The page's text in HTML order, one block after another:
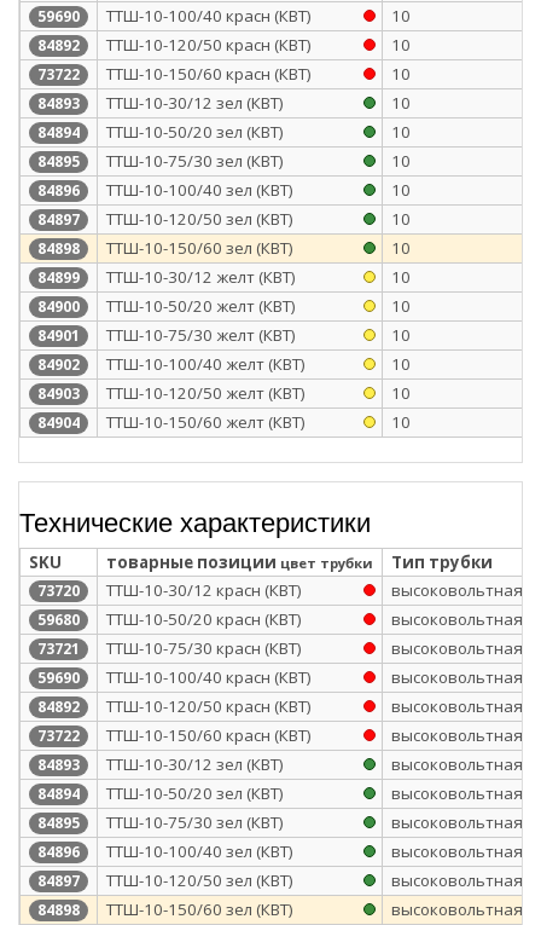
59690 ТТШ-10-100/40 красн (КВТ) 10
84892 ТТШ-10-120/50 красн (КВТ) 10
73722 ТТШ-10-150/60 красн (КВТ) 10
84893 ТТШ-10-30/12 зел (КВТ) 10
84894 ТТШ-10-50/20 зел (КВТ) 10
84895 ТТШ-10-75/30 зел (КВТ) 10
84896 ТТШ-10-100/40 зел (КВТ) 10
84897 ТТШ-10-120/50 зел (КВТ) 10
84898 ТТШ-10-150/60 зел (КВТ) 10
84899 ТТШ-10-30/12 желт (КВТ) 10
84900 ТТШ-10-50/20 желт (КВТ) 10
84901 ТТШ-10-75/30 желт (КВТ) 10
84902 ТТШ-10-100/40 желт (КВТ) 10
84903 ТТШ-10-120/50 желт (КВТ) 10
84904 ТТШ-10-150/60 желт (КВТ) 10
Технические характеристики
SKU товарные позиции цвет трубки Тип трубки
73720 ТТШ-10-30/12 красн (КВТ) высоковольтная
59680 ТТШ-10-50/20 красн (КВТ) высоковольтная
73721 ТТШ-10-75/30 красн (КВТ) высоковольтная
59690 ТТШ-10-100/40 красн (КВТ) высоковольтная
84892 ТТШ-10-120/50 красн (КВТ) высоковольтная
73722 ТТШ-10-150/60 красн (КВТ) высоковольтная
84893 ТТШ-10-30/12 зел (КВТ) высоковольтная
84894 ТТШ-10-50/20 зел (КВТ) высоковольтная
84895 ТТШ-10-75/30 зел (КВТ) высоковольтная
84896 ТТШ-10-100/40 зел (КВТ) высоковольтная
84897 ТТШ-10-120/50 зел (КВТ) высоковольтная
84898 ТТШ-10-150/60 зел (КВТ) высоковольтная